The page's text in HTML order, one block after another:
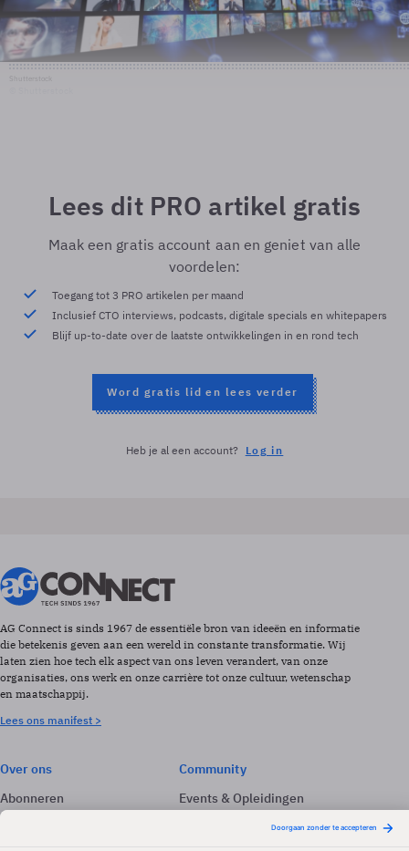
Lees dit PRO artikel gratis
Maak een gratis account aan en geniet van alle
voordelen:
Toegang tot 3 PRO artikelen per maand
Inclusief CTO interviews, podcasts, digitale specials en whitepapers
Blijf up-to-date over de laatste ontwikkelingen in en rond tech
Word gratis lid en lees verder
Heb je al een account? Log in
AG Connect is sinds 1967 de essentiële bron van ideeën en informatie
die betekenis geven aan een wereld in constante transformatie. Wij
laten zien hoe tech elk aspect van ons leven verandert, van onze
organisaties, ons werk en onze carrière tot onze cultuur, wetenschap
en maatschappij.
Lees ons manifest >
Over ons
Abonneren
Adverteren
Community
Events & Opleidingen